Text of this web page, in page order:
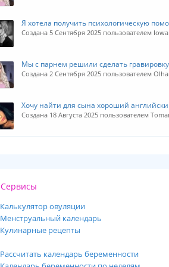
Я хотела получить психологическую
Создана 5 Сентября 2025 пользователем Iowa
Мы с парнем решили сделать
Создана 2 Сентября 2025 пользователем
Хочу найти для сына хороший
Создана 18 Августа 2025 пользователем
Сервисы
Калькулятор овуляции
Менструальный календарь
Кулинарные рецепты
Рассчитать календарь беременности